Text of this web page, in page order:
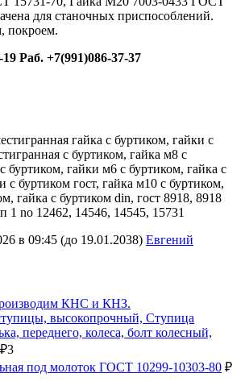
для станочных приспособлений.
покроем.
Раб. +7(991)086-37-37
гайка с буртиком, гайки с
с буртиком, гайка м8 с
буртиком, гайки м6 с буртиком, гайка с
с буртиком гост, гайка м10 с буртиком,
гайка с буртиком din, гост 8918, 8918
1 no 12462, 14546, 14545, 15731
в 09:45 (до 19.01.2038) Евгений
КНС и КНЗ.
высокопрочный, Ступица
переднего, колеса, болт колесный,
₽3
под молоток ГОСТ 10299-10303-80 ₽